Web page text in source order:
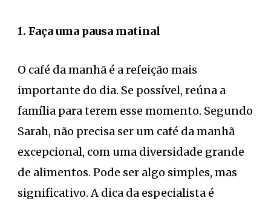
1. Faça uma pausa matinal
O café da manhã é a refeição mais
importante do dia. Se possível, reúna a
família para terem esse momento. Segundo
Sarah, não precisa ser um café da manhã
excepcional, com uma diversidade grande
de alimentos. Pode ser algo simples, mas
significativo. A dica da especialista é